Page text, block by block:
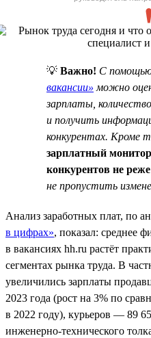
💡 Важно! C
вакансии» можно
зарплаты,
и получить
конкурентах. Кроме
зарплатный
конкурентов не
не пропустить
Анализ заработных плат, по
в цифрах», показал: среднее
в вакансиях hh.ru растёт
сегментах рынка труда. В
увеличились зарплаты
2023 года (рост на 3% по
в 2022 году), курьеров — 89
инженерно-технического